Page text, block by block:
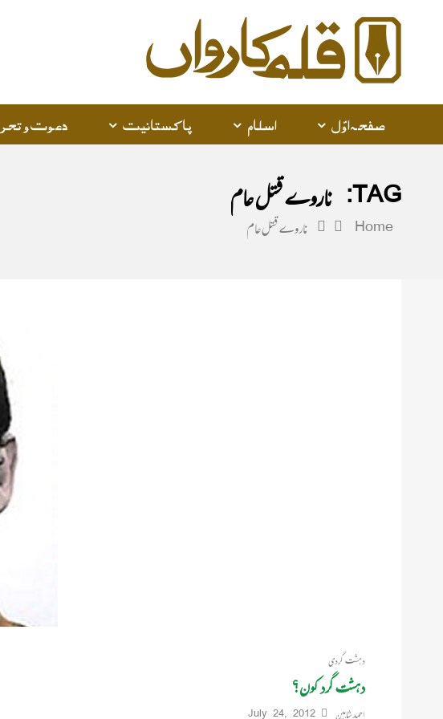
Karwan
صفحہ اوّل اسلام پاکستانیت دعوت و
TAG: ناروے قتل عام
Home ناروے قتل عام
دہشت گردی
دہشت گرد کون؟
احمد شاہین July 24, 2012